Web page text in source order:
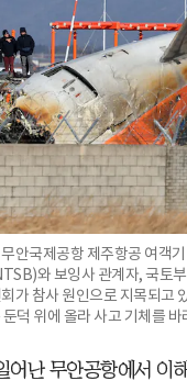
안국제공항 제주항공 여객
와 보잉사 관계자, 국토부
가 참사 원인으로 지목되고
덕 위에 올라 사고 기체를
어난 무안공항에서 이